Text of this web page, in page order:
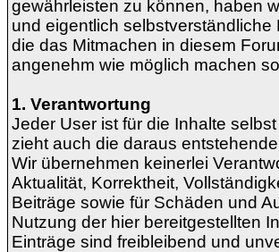
gewährleisten zu können, haben
und eigentlich selbstverständliche
die das Mitmachen in diesem
angenehm wie möglich machen
1. Verantwortung
Jeder User ist für die Inhalte
zieht auch die daraus
Wir übernehmen keinerlei
Aktualität, Korrektheit,
Beiträge sowie für Schäden und
Nutzung der hier bereitgestellten
Einträge sind freibleibend und